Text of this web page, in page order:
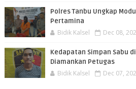
Polres Tanbu Ungkap
Pertamina
Bidik Kalsel Dec 08,
Kedapatan Simpan Sabu
Diamankan Petugas
Bidik Kalsel Dec 07,